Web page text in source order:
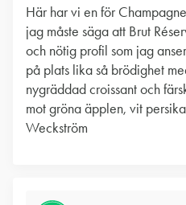
Här har vi en för
jag måste säga att Brut
och nötig profil som jag
på plats lika så brödighet
nygräddad croissant och
mot gröna äpplen, vit
Weckström